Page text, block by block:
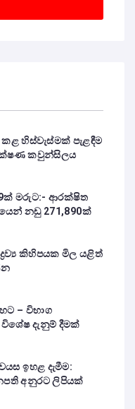
හිස්වැස්මක් පැළඳීම
කවුන්සිලය
මරුට:- ආරක්ෂිත
නඩු 271,890ක්
කිහිපයක මිල යළිත්
– විභාග
දැනුම් දීමක්
ඉහළ දැමීම:
අනුරට ලිපියක්